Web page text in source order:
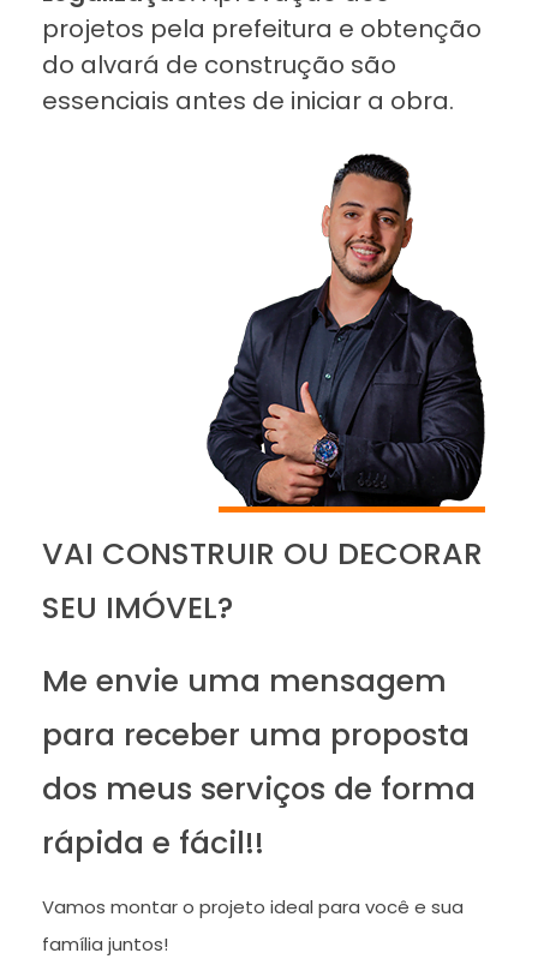
projetos pela prefeitura e obtenção
do alvará de construção são
essenciais antes de iniciar a obra.
VAI CONSTRUIR OU DECORAR
SEU IMÓVEL?
Me envie uma mensagem
para receber uma proposta
dos meus serviços de forma
rápida e fácil!!
Vamos montar o projeto ideal para você e sua
família juntos!